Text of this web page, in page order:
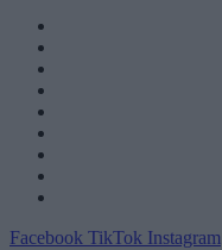
Facebook TikTok Instagram